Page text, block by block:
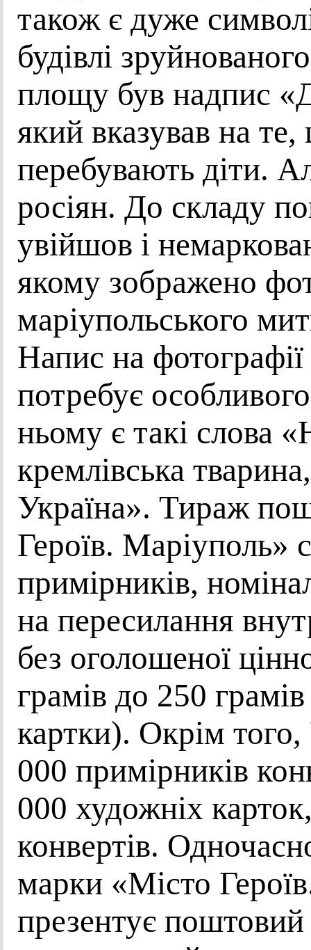
також є дуже
будівлі
площу був надпис
який вказував на
перебувають діти.
росіян. До складу
увійшов і
якому зображено
маріупольського
Напис на
потребує
ньому є такі слова
кремлівська
Україна». Тираж
Героїв. Маріуполь»
примірників,
на пересилання
без оголошеної
грамів до 250
картки). Окрім
000 примірників
000 художніх
конвертів.
марки «Місто
презентує